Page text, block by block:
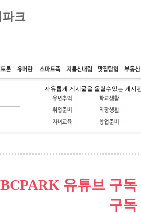
속도패치 웹호스팅 공동구매
자유롭게 게시물을 올릴수있는 게시
BCPARK 유튜브 구
구독